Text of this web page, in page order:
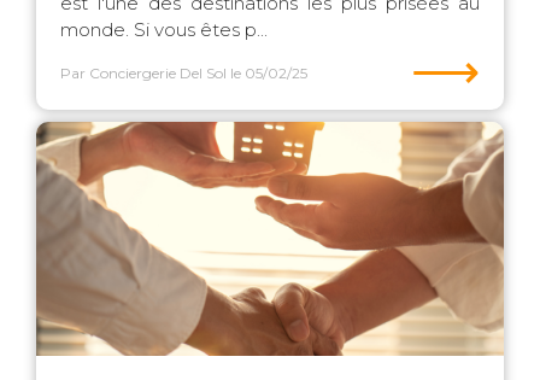
monde. Si vous êtes p...
Par Conciergerie Del Sol le 05/02/25 ⟶